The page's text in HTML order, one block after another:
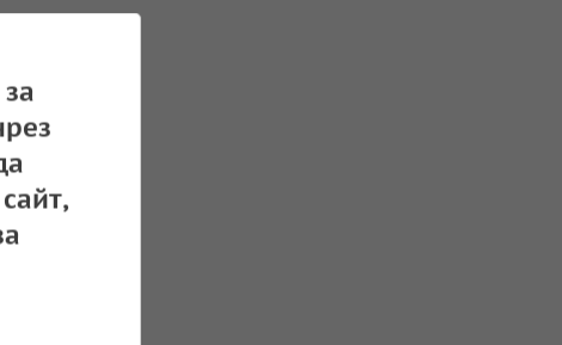
банков
лихвени
запаси
за